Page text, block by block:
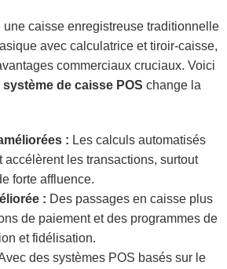
caisse enregistreuse traditionnelle
avec calculatrice et tiroir-caisse,
commerciaux cruciaux. Voici
système de caisse POS change la
: Les calculs automatisés
accélèrent les transactions, surtout
forte affluence.
: Des passages en caisse plus
de paiement et des programmes de
et fidélisation.
des systèmes POS basés sur le